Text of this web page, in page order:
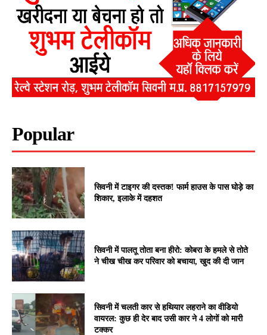
Popular
सिवनी में टाइगर की दस्तक! फार्म हाउस के पास घोड़े का
शिकार, इलाके में दहशत
सिवनी में पालतू तोता बना हीरो: कोबरा के हमले से तोते
ने चीख चीख कर परिवार को बचाया, खुद की दी जान
सिवनी में चलती कार से हथियार लहराने का वीडियो
वायरल: कुछ ही देर बाद उसी कार ने 4 लोगों को मारी
टक्कर